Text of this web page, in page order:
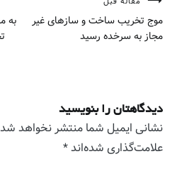
راهبری
نوشته
موج تخریب ساخت و سازهای غیر
مجاز به سرخده رسید
به
دیدگاهتان را بنویسید
نشانی ایمیل شما منتشر نخواهد
علامت‌گذاری شده‌اند*